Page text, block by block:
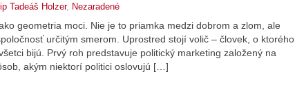
Tadeáš Holzer, Nezaradené
geometria moci. Nie je to priamka medzi dobrom a zlom, ale
určitým smerom. Uprostred stojí volič – človek, o ktorého
bijú. Prvý roh predstavuje politický marketing založený na
akým niektorí politici oslovujú […]